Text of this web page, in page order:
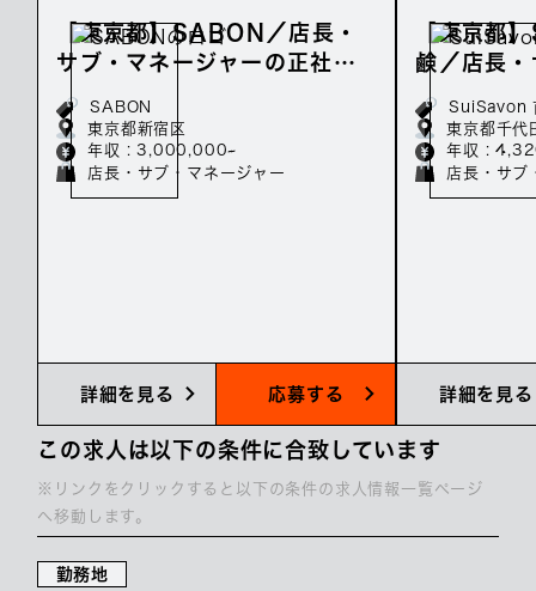
【東京都】SABON／店長・
サブ・マネージャーの正社員
募集／年収300万〜
SABON
東京都新宿区
年収 : 3,000,000~
店長・サブ・マネージャー
詳細を見る 応募する
【東京都
鹸／店長
ーの正社
万〜
SuiSavon
東京都千代
年収 :
店長・サブ
詳細を見る
この求人は以下の条件に合致しています
※リンクをクリックすると以下の条件の求人情報一覧ページ
へ移動します。
勤務地